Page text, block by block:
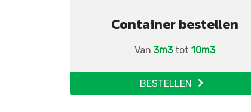
Container bestellen
Van 3m3 tot 10m3
BESTELLEN